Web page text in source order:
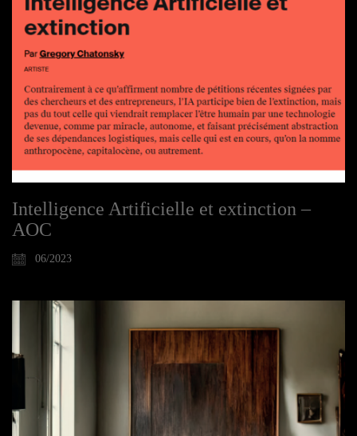
Intelligence Artificielle et extinction –
AOC
06/2023